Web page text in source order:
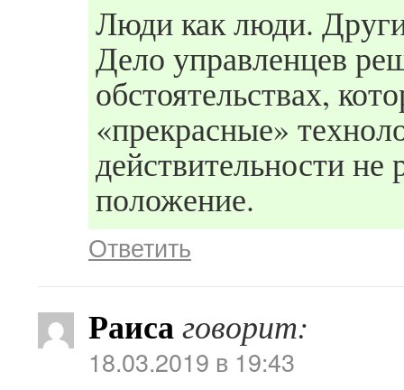
Люди как люди.
Дело управленцев
обстоятельствах,
«прекрасные»
действительности
положение.
Ответить
Раисаговорит:
18.03.2019 в 19:43